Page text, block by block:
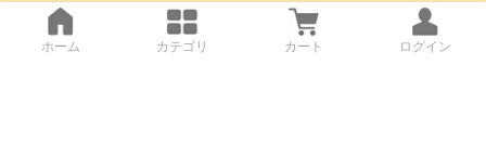
ホーム カテゴリ カート ログイン